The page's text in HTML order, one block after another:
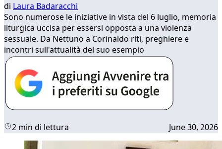
di Laura Badaracchi
Sono numerose le iniziative in vista del 6 luglio, memoria
liturgica uccisa per essersi opposta a una violenza
sessuale. Da Nettuno a Corinaldo riti, preghiere e
incontri sull'attualità del suo esempio
2 min di lettura June 30, 2026